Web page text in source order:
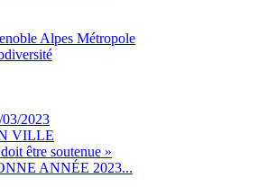
Alpes Métropole
2023
VILLE
être soutenue »
ANNÉE 2023...